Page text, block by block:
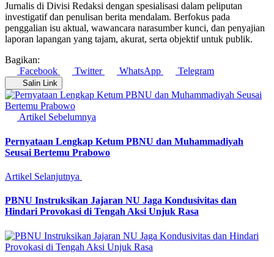
Jurnalis di Divisi Redaksi dengan spesialisasi dalam peliputan
investigatif dan penulisan berita mendalam. Berfokus pada
penggalian isu aktual, wawancara narasumber kunci, dan penyajian
laporan lapangan yang tajam, akurat, serta objektif untuk publik.
Bagikan:
Facebook
Twitter WhatsApp Telegram
Salin Link
Artikel Sebelumnya
Pernyataan Lengkap Ketum PBNU dan Muhammadiyah
Seusai Bertemu Prabowo
Artikel Selanjutnya
PBNU Instruksikan Jajaran NU Jaga Kondusivitas dan
Hindari Provokasi di Tengah Aksi Unjuk Rasa